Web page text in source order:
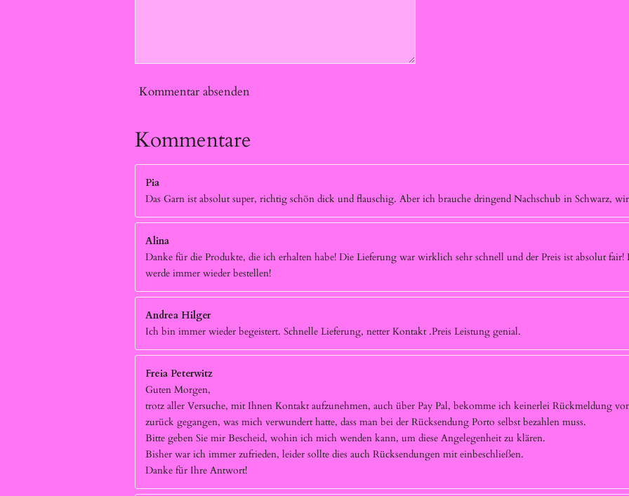
Kommentar absenden
Kommentare
Pia
Das Garn ist absolut super, richtig schön dick und flauschig. Aber ich brauche dringend Nachschub in Schwarz,
Alina
Danke für die Produkte, die ich erhalten habe! Die Lieferung war wirklich sehr schnell und der Preis ist absolut
werde immer wieder bestellen!
Andrea Hilger
Ich bin immer wieder begeistert. Schnelle Lieferung, netter Kontakt .Preis Leistung genial.
Freia Peterwitz
Guten Morgen,
trotz aller Versuche, mit Ihnen Kontakt aufzunehmen, auch über Pay Pal, bekomme ich keinerlei Rückmeldung
zurück gegangen, was mich verwundert hatte, dass man bei der Rücksendung Porto selbst bezahlen muss.
Bitte geben Sie mir Bescheid, wohin ich mich wenden kann, um diese Angelegenheit zu klären.
Bisher war ich immer zufrieden, leider sollte dies auch Rücksendungen mit einbeschließen.
Danke für Ihre Antwort!